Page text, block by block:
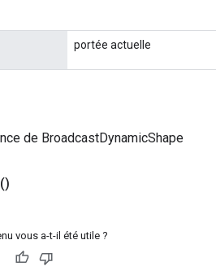
portée actuelle
de BroadcastDynamicShape
()
vous a-t-il été utile ?